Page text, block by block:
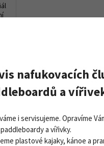
nafukovacích
a
i servisujeme. Opravíme
a vířivky.
plastové kajaky, kánoe a